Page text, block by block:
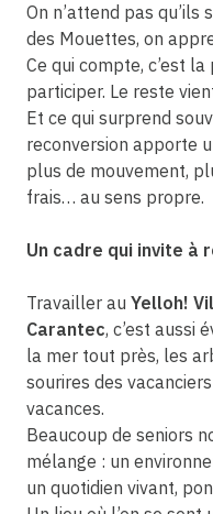
On n’attend pas
des Mouettes, on
Ce qui compte, c’est
participer. Le reste
Et ce qui surprend
reconversion apporte
plus de mouvement,
frais… au sens propre.
Un cadre qui invite à
Travailler au Yelloh!
Carantec, c’est aussi
la mer tout près, les
sourires des
vacances.
Beaucoup de seniors
mélange : un
un quotidien vivant,